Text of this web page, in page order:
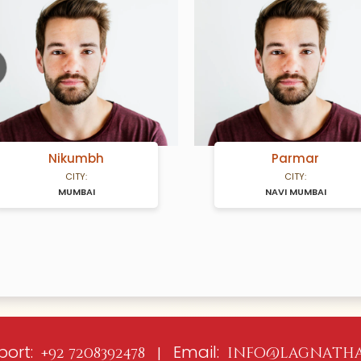
Nikumbh
CITY:
MUMBAI
Parmar
CITY:
NAVI MUMBAI
+92 7208392478 | Email: